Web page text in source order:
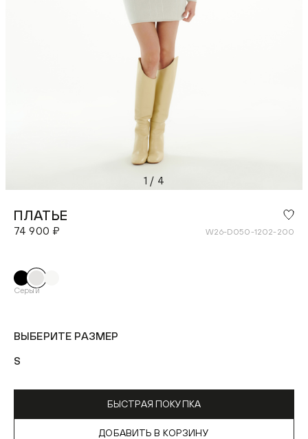
1 / 4
ПЛАТЬЕ
74 900 ₽ W26-D050-1202-200
Серый
ВЫБЕРИТЕ РАЗМЕР
S
БЫСТРАЯ ПОКУПКА
ДОБАВИТЬ В КОРЗИНУ